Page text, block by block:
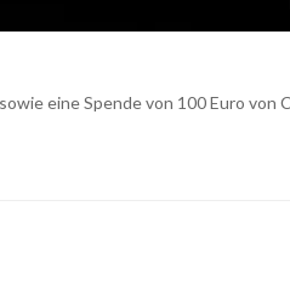
eine Spende von 100 Euro von